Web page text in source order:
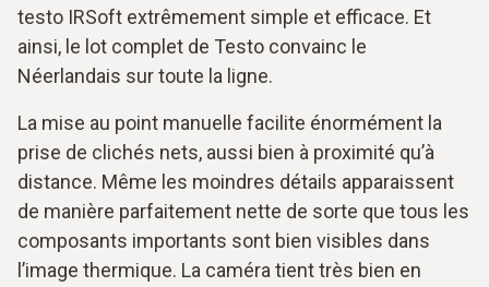
testo IRSoft extrêmement simple et efficace. Et
ainsi, le lot complet de Testo convainc le
Néerlandais sur toute la ligne.
La mise au point manuelle facilite énormément la
prise de clichés nets, aussi bien à proximité qu’à
distance. Même les moindres détails apparaissent
de manière parfaitement nette de sorte que tous les
composants importants sont bien visibles dans
l’image thermique. La caméra tient très bien en